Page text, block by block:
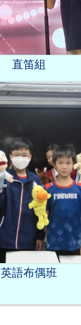
直笛組
英語布偶班